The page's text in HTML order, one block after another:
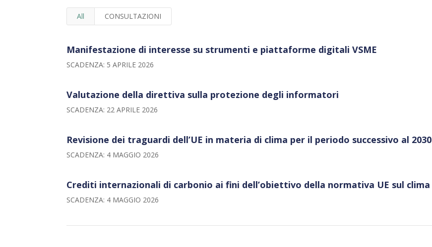
All CONSULTAZIONI
Manifestazione di interesse su strumenti e piattaforme digitali VSME
SCADENZA: 5 APRILE 2026
Valutazione della direttiva sulla protezione degli informatori
SCADENZA: 22 APRILE 2026
Revisione dei traguardi dell’UE in materia di clima per il periodo successivo al 2030
SCADENZA: 4 MAGGIO 2026
Crediti internazionali di carbonio ai fini dell’obiettivo della normativa UE sul clima
SCADENZA: 4 MAGGIO 2026